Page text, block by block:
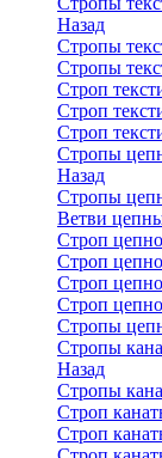
Назад
Стропы
Стропы
Строп
Строп
Строп
Стропы
Назад
Стропы
Ветви
Строп
Строп
Строп
Строп
Стропы
Стропы
Назад
Стропы
Строп
Строп